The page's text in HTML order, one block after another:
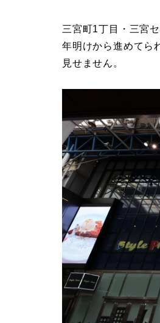
三宮町1丁目・三宮
年明けから進めてら
見せません。